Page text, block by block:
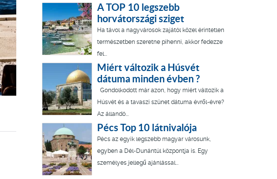
A TOP 10 legszebb
horvátországi sziget
Ha távol a nagyvárosok zajától közel érintetlen
természetben szeretne pihenni, akkor fedezze
fel...
Miért változik a Húsvét
dátuma minden évben ?
Gondolkodott már azon, hogy miért változik a
Húsvét és a tavaszi szünet dátuma évről-évre?
Az állandó...
Pécs Top 10 látnivalója
Pécs az egyik legszebb magyar városunk,
egyben a Dél-Dunántúl központja is. Egy
személyes jellegű ajánlással...